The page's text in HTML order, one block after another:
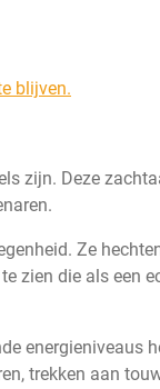
blijven.
zijn. Deze
Ze
zien die als een
energieniveaus
trekken aan